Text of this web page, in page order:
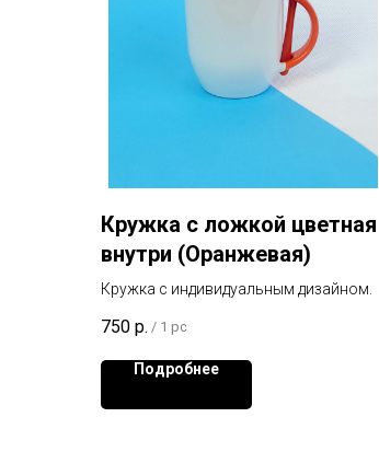
Кружка с ложкой цветная
внутри (Оранжевая)
Кружка с индивидуальным дизайном.
750 р. / 1 pc
Подробнее